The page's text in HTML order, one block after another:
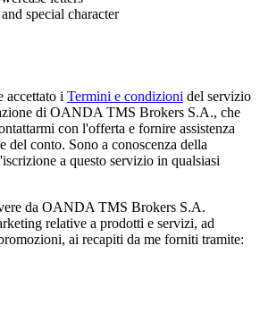
special character
accettato i Termini e condizioni del servizio
di OANDA TMS Brokers S.A., che
con l'offerta e fornire assistenza
del conto. Sono a conoscenza della
a questo servizio in qualsiasi
da OANDA TMS Brokers S.A.
relative a prodotti e servizi, ad
ai recapiti da me forniti tramite: